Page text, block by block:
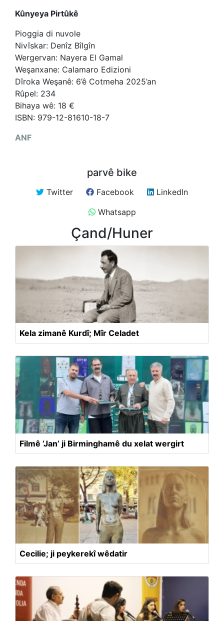
Kûnyeya Pirtûkê
Pioggia di nuvole
Nivîskar: Denîz Bîlgîn
Wergervan: Nayera El Gamal
Weşanxane: Calamaro Edizioni
Dîroka Weşanê: 6’ê Cotmeha 2025’an
Rûpel: 234
Bihaya wê: 18 €
ISBN: 979-12-81610-18-7
ANF
parvê bike
Twitter Facebook
LinkedIn
Whatsapp
Çand/Huner
Kela zimanê Kurdî; Mîr Celadet
Filmê ‘Jan’ ji Birminghamê du xelat wergirt
Cecilie; ji peykerekî wêdatir